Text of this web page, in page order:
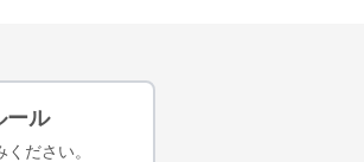
ール
ださい。